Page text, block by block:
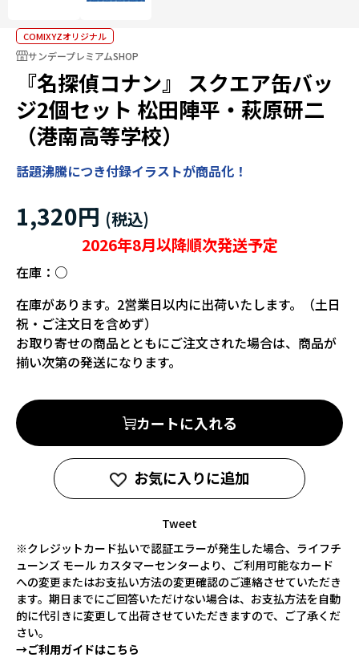
COMIXYZオリジナル
サンデープレミアムSHOP
『名探偵コナン』 スクエア缶バッ
ジ2個セット 松田陣平・萩原研二
（港南高等学校）
話題沸騰につき付録イラストが商品化！
1,320円
2026年8月以降順次発送予定
在庫： ○
在庫があります。2営業日以内に出荷いたします。（土日
祝・ご注文日を含めず）
お取り寄せの商品とともにご注文された場合は、商品が
揃い次第の発送になります。
カートに入れる
お気に入りに追加
Tweet
※クレジットカード払いで認証エラーが発生した場合、ライフチ
ューンズ モール カスタマーセンターより、ご利用可能なカード
への変更またはお支払い方法の変更確認のご連絡させていただき
ます。期日までにご回答いただけない場合は、お支払方法を自動
的に代引きに変更して出荷させていただきますので、ご了承くだ
さい。
→ご利用ガイドはこちら